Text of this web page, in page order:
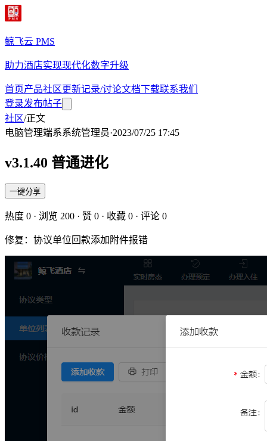
鲸飞云 PMS
助力酒店实现现代化数字升级
首页产品社区更新记录/讨论文档下载联系我们
登录发布帖子
社区/正文
电脑管理端系系统管理员·2023/07/25 17:45
v3.1.40 普通进化
一键分享
热度 0 · 浏览 200 · 赞 0 · 收藏 0 · 评论 0
修复：协议单位回款添加附件报错